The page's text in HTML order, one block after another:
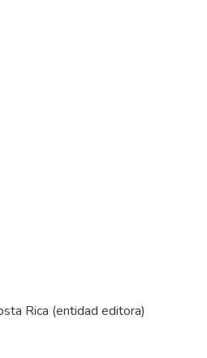
Rica (entidad editora)